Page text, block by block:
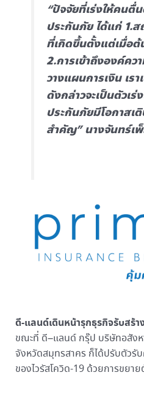
“ปัจจัยที่เร่งให้คนตื่
ประกันภัย ได้แก่ 1.
ที่เกิดขึ้นตั้งแต่เมื่อต้
2.การเข้าถึงองค์คว
วางแผนการเงิน เร
ดังกล่าวจะเป็นตัวเร่
ประกันภัยมีโอกาสเ
สำคัญ” นางจันทร์เ
ดี-แลนด์เดินหน้ารุกธุรกิจรับสร้า
ขณะที่ ดี–แลนด์ กรุ๊ป บริษัทอสัง
จังหวัดสมุทรสาคร ก็ได้ปรับตัวรั
ของไวรัสโควิด-19 ด้วยการขยา